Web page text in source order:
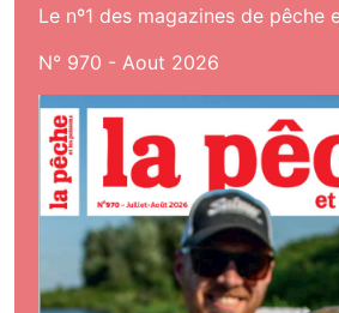
Le nº1 des magazines de pêche
N° 970 - Aout 2026